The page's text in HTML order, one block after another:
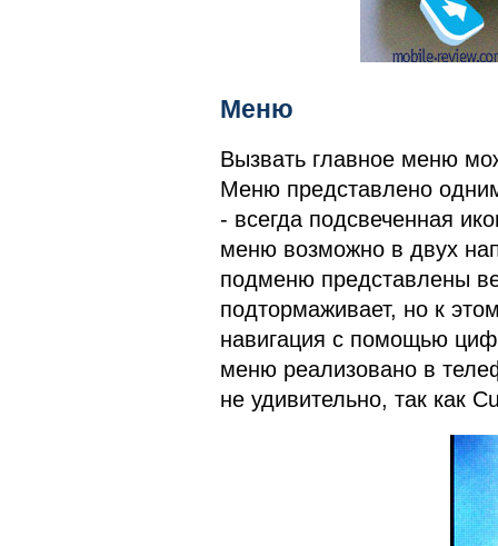
Меню
Вызвать главное меню
Меню представлено
- всегда подсвеченная
меню возможно в двух
подменю представлены
подтормаживает, но к
навигация с помощью
меню реализовано в
не удивительно, так как